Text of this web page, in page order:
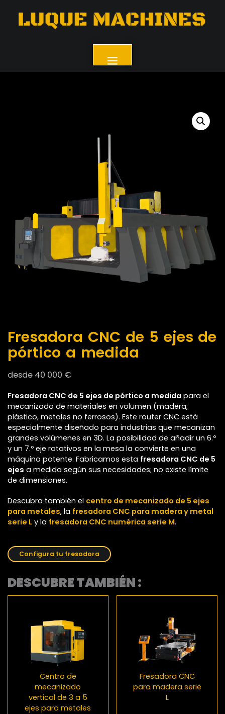
Fresadora CNC de 5 ejes de
pórtico a medida
desde 40 000 €
Fresadora CNC de 5 ejes de pórtico a medida para el
mecanizado de materiales en volumen (madera,
plástico, metales no ferrosos). Este router CNC está
especialmente diseñado para industrias que mecanizan
grandes volúmenes en 3D. La posibilidad de añadir un 6.º
y un 7.º eje rotativos en la mesa la convierte en una
máquina potente. Fabricamos esta fresadora CNC de 5
ejes a medida según sus necesidades; no existe límite
de dimensiones.
Descubra también el centro de mecanizado de 5 ejes
para metales, la fresadora CNC para madera y metal
serie L y la fresadora CNC numérica serie M.
Configura tu fresadora
DESCUBRE TAMBIÉN :
Centro de
mecanizado
vertical de 3 a 5
ejes para metales
Fresadora CNC
para madera serie
L